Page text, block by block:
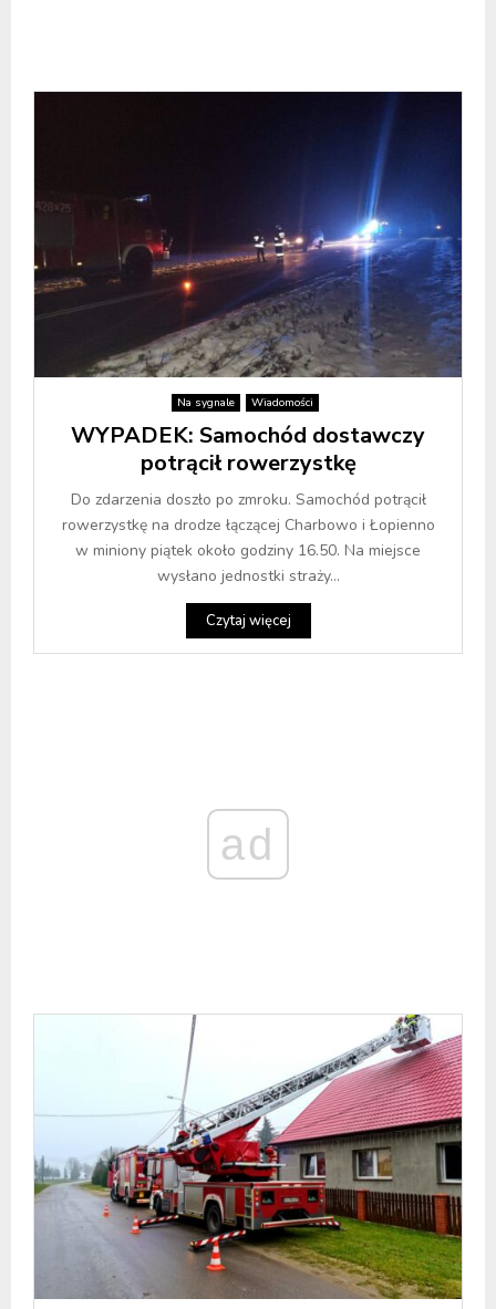
Na sygnale Wiadomości
WYPADEK: Samochód dostawczy
potrącił rowerzystkę
Do zdarzenia doszło po zmroku. Samochód potrącił
rowerzystkę na drodze łączącej Charbowo i Łopienno
w miniony piątek około godziny 16.50. Na miejsce
wysłano jednostki straży...
Czytaj więcej
ad